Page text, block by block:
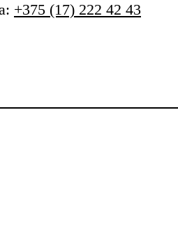
+375 (17) 222 42 43